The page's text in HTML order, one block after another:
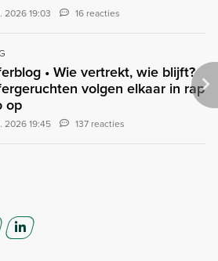
2026 19:03 16 reacties
• Wie vertrekt, wie blijft?
volgen elkaar in rap
op
2026 19:45 137 reacties